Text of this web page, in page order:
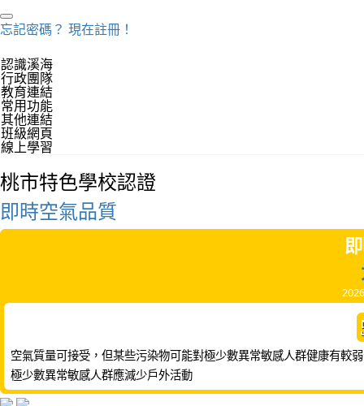
忘記密碼？ 現在註冊！
認識溪海
行政團隊
教育連結
常用功能
其他連結
班級網頁
線上學習
桃市特色學校認證
即時空氣品質
空氣質量可接受，但某些污染物可能對極少數異常敏感人群健康有較
極少數異常敏感人群應減少戶外活動